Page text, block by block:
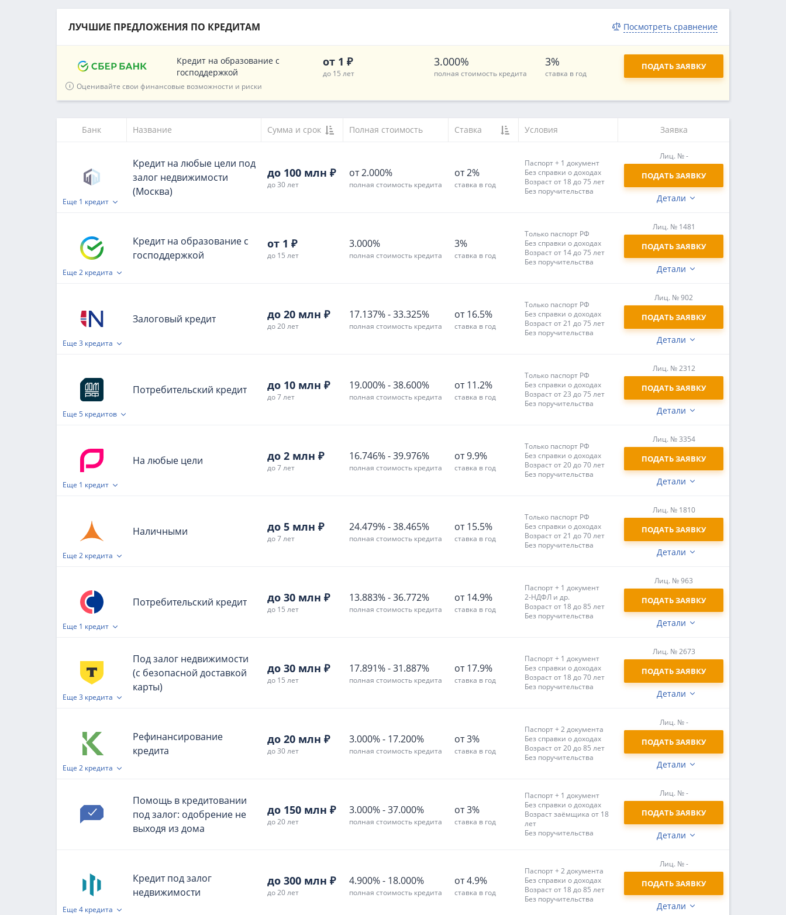
ЛУЧШИЕ ПРЕДЛОЖЕНИЯ ПО КРЕДИТАМ Посмотреть сравнение
Кредит на образование с
господдержкой
от 1 ₽
до 15 лет
3.000%
полная стоимость кредита
3%
ставка в год
ПОДАТЬ ЗАЯВКУ
Оценивайте свои финансовые возможности и риски
Банк Название Сумма и срок Полная стоимость Ставка Условия Заявка
Кредит на любые цели под
залог недвижимости
(Москва)
до 100 млн ₽
до 30 лет
от 2.000%
полная стоимость кредита
от 2%
ставка в год
Паспорт + 1 документ
Без справки о доходах
Возраст от 18 до 75 лет
Без поручительства
Детали
Лиц. № -
ПОДАТЬ ЗАЯВКУ
Еще 1 кредит
Кредит на образование с
господдержкой
от 1 ₽
до 15 лет
3.000%
полная стоимость кредита
3%
ставка в год
Только паспорт РФ
Без справки о доходах
Возраст от 14 до 75 лет
Без поручительства
Детали
Лиц. № 1481
ПОДАТЬ ЗАЯВКУ
Еще 2 кредита
Залоговый кредит до 20 млн ₽
до 20 лет
17.137%-33.325%
полная стоимость кредита
от 16.5%
ставка в год
Только паспорт РФ
Без справки о доходах
Возраст от 21 до 75 лет
Без поручительства
Детали
Лиц. № 902
ПОДАТЬ ЗАЯВКУ
Еще 3 кредита
Потребительский кредит до 10 млн ₽
до 7 лет
19.000%-38.600%
полная стоимость кредита
от 11.2%
ставка в год
Только паспорт РФ
Без справки о доходах
Возраст от 23 до 75 лет
Без поручительства
Детали
Лиц. № 2312
ПОДАТЬ ЗАЯВКУ
Еще 5 кредитов
На любые цели до 2 млн ₽
до 7 лет
16.746%-39.976%
полная стоимость кредита
от 9.9%
ставка в год
Только паспорт РФ
Без справки о доходах
Возраст от 20 до 70 лет
Без поручительства
Детали
Лиц. № 3354
ПОДАТЬ ЗАЯВКУ
Еще 1 кредит
Наличными до 5 млн ₽
до 7 лет
24.479%-38.465%
полная стоимость кредита
от 15.5%
ставка в год
Только паспорт РФ
Без справки о доходах
Возраст от 21 до 70 лет
Без поручительства
Детали
Лиц. № 1810
ПОДАТЬ ЗАЯВКУ
Еще 2 кредита
Потребительский кредит до 30 млн ₽
до 15 лет
13.883%-36.772%
полная стоимость кредита
от 14.9%
ставка в год
Паспорт + 1 документ
2-НДФЛ и др.
Возраст от 18 до 85 лет
Без поручительства
Детали
Лиц. № 963
ПОДАТЬ ЗАЯВКУ
Еще 1 кредит
Под залог недвижимости
(с безопасной доставкой
карты)
до 30 млн ₽
до 15 лет
17.891%-31.887%
полная стоимость кредита
от 17.9%
ставка в год
Паспорт + 1 документ
Без справки о доходах
Возраст от 18 до 70 лет
Без поручительства
Детали
Лиц. № 2673
ПОДАТЬ ЗАЯВКУ
Еще 3 кредита
Рефинансирование
кредита
до 20 млн ₽
до 30 лет
3.000%- 17.200%
полная стоимость кредита
от 3%
ставка в год
Паспорт + 2 документа
Без справки о доходах
Возраст от 20 до 85 лет
Без поручительства
Детали
Лиц. № -
ПОДАТЬ ЗАЯВКУ
Еще 2 кредита
Помощь в кредитовании
под залог: одобрение не
выходя из дома
до 150 млн ₽
до 20 лет
3.000%-37.000%
полная стоимость кредита
от 3%
ставка в год
Паспорт + 1 документ
Без справки о доходах
Возраст заёмщика от 18
лет
Без поручительства
Детали
Лиц. № -
ПОДАТЬ ЗАЯВКУ
Кредит под залог
недвижимости
до 300 млн ₽
до 20 лет
4.900%- 18.000%
полная стоимость кредита
от 4.9%
ставка в год
Паспорт + 2 документа
Без справки о доходах
Возраст от 18 до 85 лет
Без поручительства
Детали
Лиц. № -
ПОДАТЬ ЗАЯВКУ
Еще 4 кредита